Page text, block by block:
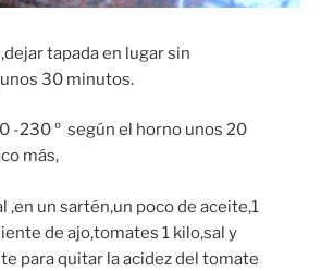
tapada en lugar sin
30 minutos.
-230 º según el horno unos 20
más,
,en un sartén,un poco de aceite,1
de ajo,tomates 1 kilo,sal y
para quitar la acidez del tomate